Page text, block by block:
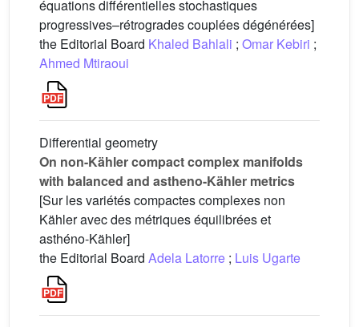
équations différentielles stochastiques
progressives–rétrogrades couplées dégénérées]
the Editorial Board Khaled Bahlali ; Omar Kebiri ;
Ahmed Mtiraoui
Differential geometry
On non-Kähler compact complex manifolds
with balanced and astheno-Kähler metrics
[Sur les variétés compactes complexes non
Kähler avec des métriques équilibrées et
asthéno-Kähler]
the Editorial Board Adela Latorre ; Luis Ugarte